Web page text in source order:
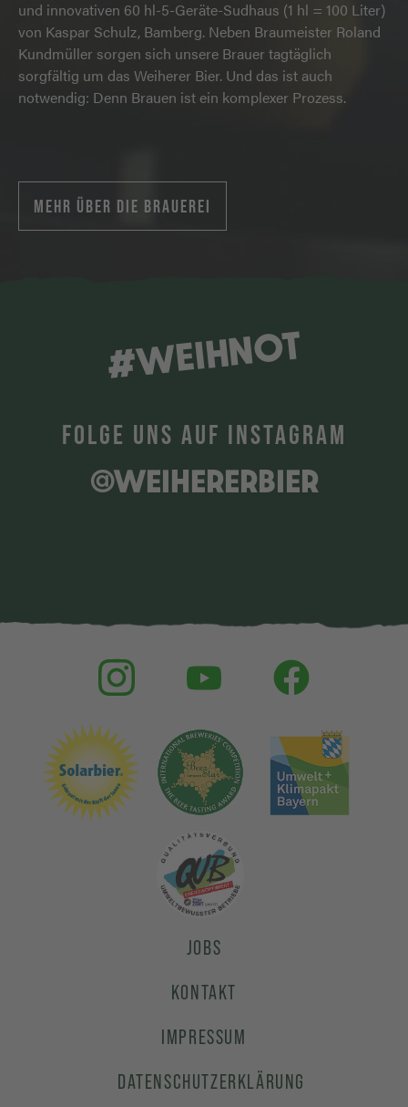
und innovativen 60 hl-5-Geräte-Sudhaus (1 hl = 100 Liter)
von Kaspar Schulz, Bamberg. Neben Braumeister Roland
Kundmüller sorgen sich unsere Brauer tagtäglich
sorgfältig um das Weiherer Bier. Und das ist auch
notwendig: Denn Brauen ist ein komplexer Prozess.
MEHR ÜBER DIE BRAUEREI
#WEIHNOT
FOLGE UNS AUF INSTAGRAM
@WEIHERERBIER
JOBS
KONTAKT
IMPRESSUM
DATENSCHUTZERKLÄRUNG